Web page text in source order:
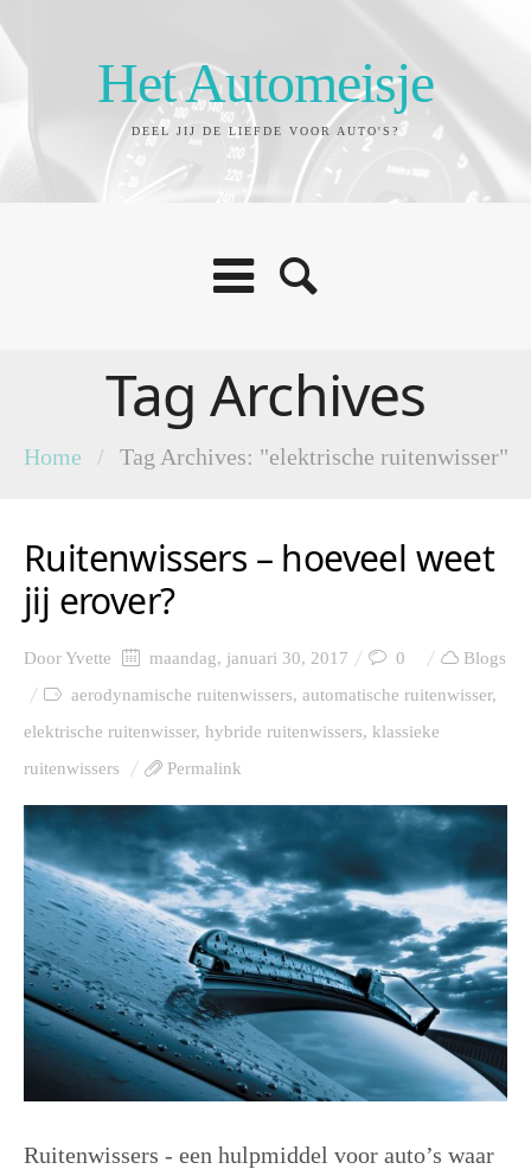
Het Automeisje
DEEL JIJ DE LIEFDE VOOR AUTO'S?
Tag Archives
Home / Tag Archives: "elektrische ruitenwisser"
Ruitenwissers – hoeveel weet
jij erover?
DoorYvette maandag, januari 30, 2017 0
Blogs
aerodynamische ruitenwissers, automatische ruitenwisser,
elektrische ruitenwisser, hybride ruitenwissers, klassieke
ruitenwissers
Permalink
Ruitenwissers - een hulpmiddel voor auto’s waar